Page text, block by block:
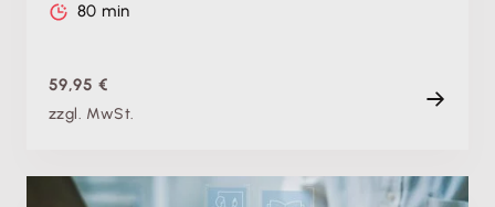
80 min
59,95 €
zzgl. MwSt.